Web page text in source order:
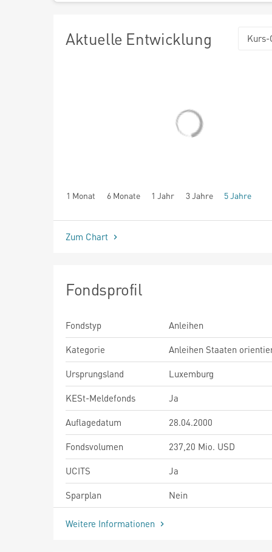
Aktuelle Entwicklung Kurs-
1 Monat 6 Monate 1 Jahr 3 Jahre 5 Jahre
seit Beginn
Zum Chart
Fondsprofil
Fondstyp
Anleihen
Kategorie
Anleihen Staaten
Ursprungsland
Luxemburg
KESt-Meldefonds
Ja
Auflagedatum
28.04.2000
Fondsvolumen
237,20 Mio. USD
UCITS
Ja
Sparplan
Nein
Weitere Informationen